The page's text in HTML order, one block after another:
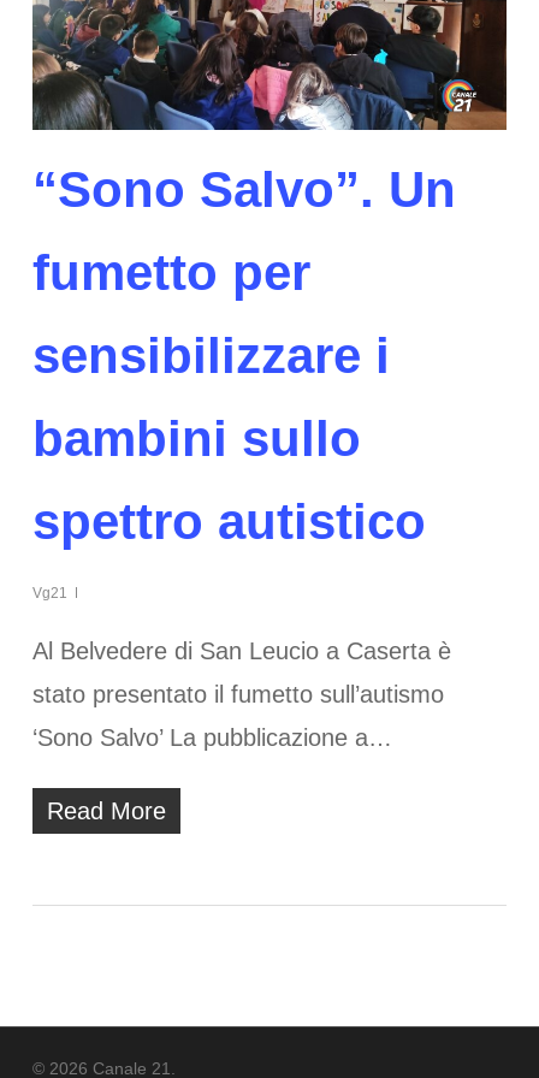
“Sono Salvo”. Un
fumetto per
sensibilizzare i
bambini sullo
spettro autistico
Vg21
Al Belvedere di San Leucio a Caserta è
stato presentato il fumetto sull’autismo
‘Sono Salvo’ La pubblicazione a…
Read More
© 2026 Canale 21.